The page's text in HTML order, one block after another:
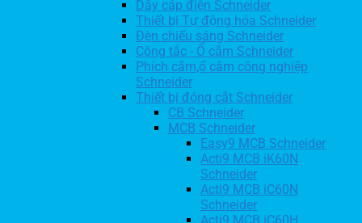
Dây cáp điện Schneider
Thiết bị Tự động hóa Schneider
Đèn chiếu sáng Schneider
Công tắc - Ổ cắm Schneider
Phích cắm,ổ cắm công nghiệp
Schneider
Thiết bị đóng cắt Schneider
CB Schneider
MCB Schneider
Easy9 MCB Schneider
Acti9 MCB iK60N
Schneider
Acti9 MCB iC60N
Schneider